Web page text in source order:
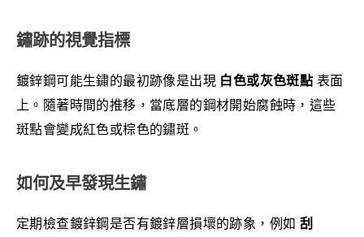
鏽跡的視覺指標
鍍鋅鋼可能生鏽的最初跡像是出現 白色或灰色斑點 表面
上。隨著時間的推移，當底層的鋼材開始腐蝕時，這些
斑點會變成紅色或棕色的鏽斑。
如何及早發現生鏽
定期檢查鍍鋅鋼是否有鍍鋅層損壞的跡象，例如 刮